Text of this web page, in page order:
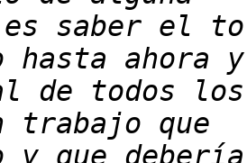
es saber el
de todos los
y que